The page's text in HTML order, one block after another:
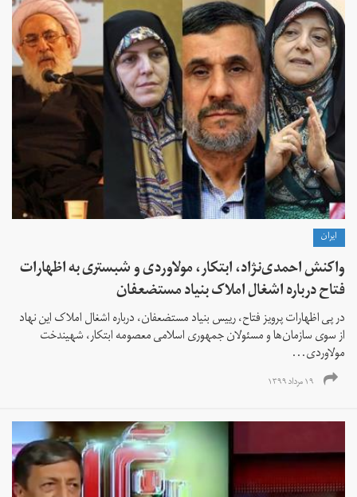
ايران
واکنش احمدی‌نژاد،‌ ابتکار،‌ مولاوردی و شبستری به اظهارات
فتاح درباره اشغال املاک بنیاد مستضعفان
در پی اظهارات پرویز فتاح،‌ رییس بنیاد مستضعفان،‌ درباره اشغال املاک این نهاد
از سوی سازمان‌ها و مسئولان جمهوری اسلامی معصومه ابتکار، شهیندخت
مولاوردی...
۱۹ مرداد ۱۳۹۹